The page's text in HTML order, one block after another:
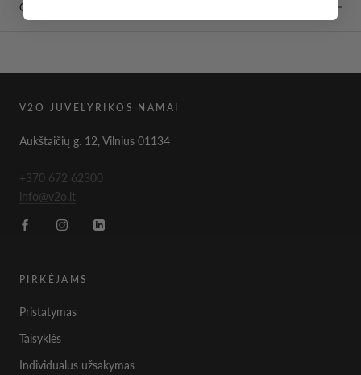
GARANTIJA
V2O JUVELYRIKOS NAMAI
Aukštaičių g. 12, Vilnius 01134
+370 672 62300
info@v2o.lt
PIRKĖJAMS
Pristatymas
Taisyklės
Individualus užsakymas